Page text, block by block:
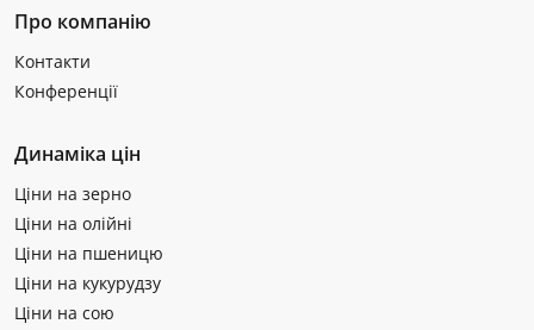
Про компанію
Контакти
Конференції
Динаміка цін
Ціни на зерно
Ціни на олійні
Ціни на пшеницю
Ціни на кукурудзу
Ціни на сою